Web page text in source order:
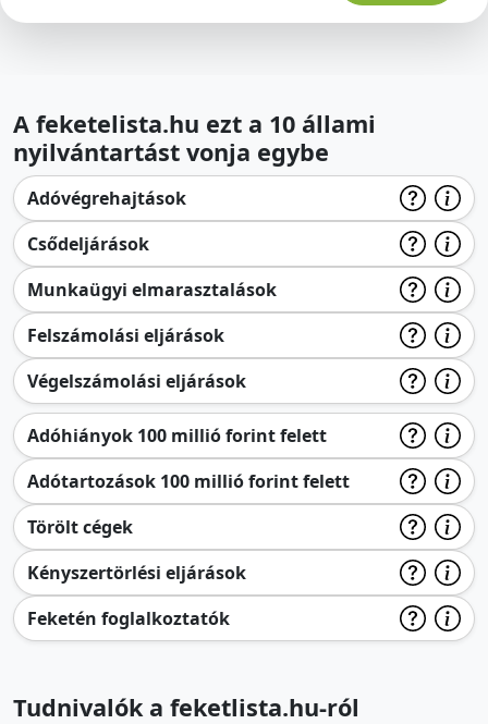
A feketelista.hu ezt a 10 állami
nyilvántartást vonja egybe
Adóvégrehajtások
Csődeljárások
Munkaügyi elmarasztalások
Felszámolási eljárások
Végelszámolási eljárások
Adóhiányok 100 millió forint felett
Adótartozások 100 millió forint felett
Törölt cégek
Kényszertörlési eljárások
Feketén foglalkoztatók
Tudnivalók a feketlista.hu-ról